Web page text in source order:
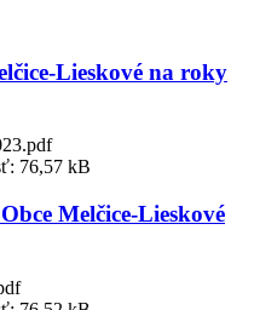
Lieskové na roky
76,57 kB
Melčice-Lieskové